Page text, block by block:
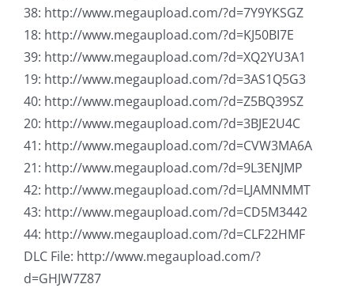
38: http://www.megaupload.com/?d=7Y9YKSGZ
18: http://www.megaupload.com/?d=KJ50BI7E
39: http://www.megaupload.com/?d=XQ2YU3A1
19: http://www.megaupload.com/?d=3AS1Q5G3
40: http://www.megaupload.com/?d=Z5BQ39SZ
20: http://www.megaupload.com/?d=3BJE2U4C
41: http://www.megaupload.com/?d=CVW3MA6A
21: http://www.megaupload.com/?d=9L3ENJMP
42: http://www.megaupload.com/?d=LJAMNMMT
43: http://www.megaupload.com/?d=CD5M3442
44: http://www.megaupload.com/?d=CLF22HMF
DLC File: http://www.megaupload.com/?
d=GHJW7Z87